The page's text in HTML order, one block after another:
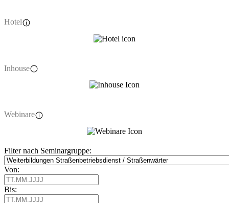
Hotel
Inhouse
Webinare
Filter nach Seminargruppe:
Von:
Bis: